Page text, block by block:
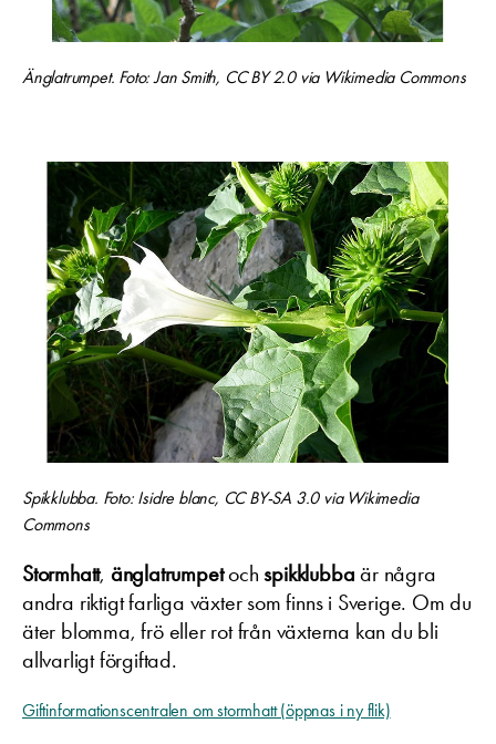
Änglatrumpet. Foto: Jan Smith, CC BY 2.0 via Wikimedia Commons
Spikklubba. Foto: Isidre blanc, CC BY-SA 3.0 via Wikimedia
Commons
Stormhatt, änglatrumpetochspikklubbaär några
andra riktigt farliga växter som finns i Sverige. Om du
äter blomma, frö eller rot från växterna kan du bli
allvarligt förgiftad.
Giftinformationscentralen om stormhatt (öppnas i ny flik)